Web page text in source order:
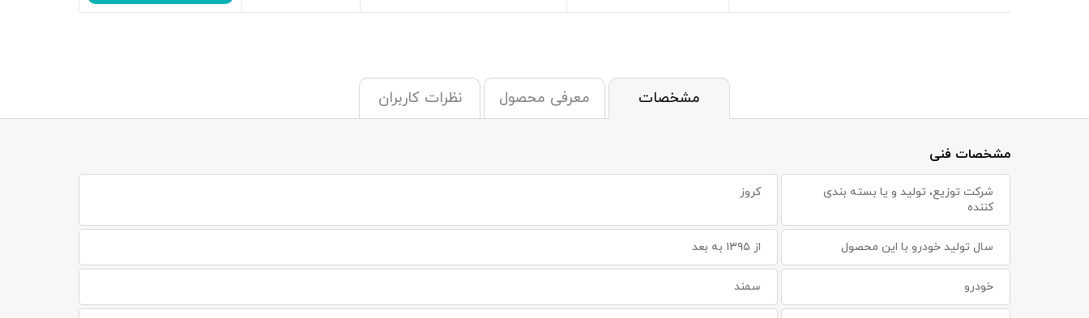
مشخصات معرفی محصول نظرات کاربران
مشخصات فنی
شرکت توزیع، تولید و یا بسته بندی
کننده
کروز
سال تولید خودرو با این محصول از ۱۳۹۵ به بعد
خودرو سمند